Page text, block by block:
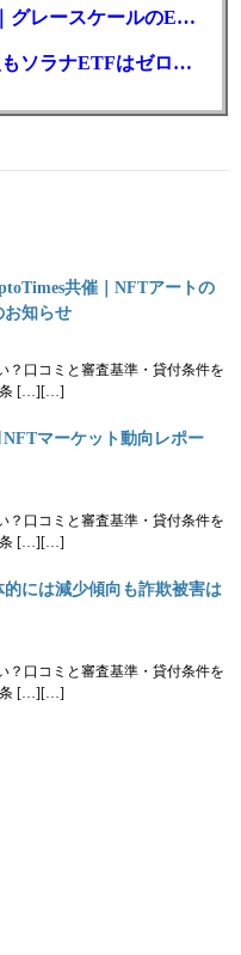
リップル保有が半年で55%減｜グレースケールのETF、純資産1.6億ドル減
ビットコインには2億ドル流入もソラナETFはゼロ｜5営業日連続で停止
共催｜NFTアートの
お知らせ
？口コミと審査基準・貸付条件を
条 […][…]
マーケット動向レポー
？口コミと審査基準・貸付条件を
条 […][…]
には減少傾向も詐欺被害は
？口コミと審査基準・貸付条件を
条 […][…]